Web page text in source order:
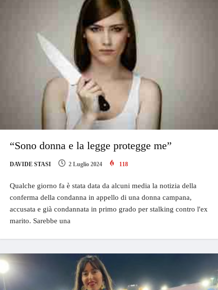
“Sono donna e la legge protegge me”
DAVIDE STASI 2 Luglio 2024 118
Qualche giorno fa è stata data da alcuni media la notizia della
conferma della condanna in appello di una donna campana,
accusata e già condannata in primo grado per stalking contro l'ex
marito. Sarebbe una